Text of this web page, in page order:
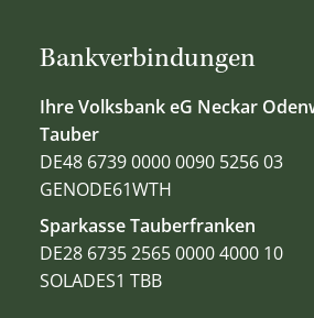
Bankverbindungen
Ihre Volksbank eG Neckar
Tauber
DE48 6739 0000 0090 5256 03
GENODE61WTH
Sparkasse Tauberfranken
DE28 6735 2565 0000 4000 10
SOLADES1 TBB